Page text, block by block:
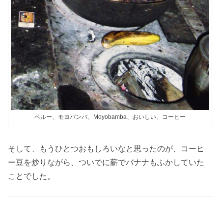
ペルー、モヨバンバ、Moyobamba、おいしい、コーヒー
そして、もうひとつおもしろいなと思ったのが、コーヒ
ー豆を炒りながら、ついでに薪でバナナもふかしていた
ことでした。